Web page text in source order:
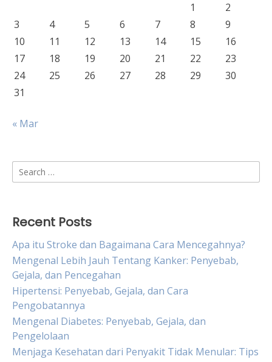
1
2
3
4 5 6 7 8
9
10
11 12 13 14 15
16
17
18 19 20 21 22
23
24
25 26 27 28 29
30
31
« Mar
Search
for:
Recent Posts
Apa itu Stroke dan Bagaimana Cara Mencegahnya?
Mengenal Lebih Jauh Tentang Kanker: Penyebab,
Gejala, dan Pencegahan
Hipertensi: Penyebab, Gejala, dan Cara
Pengobatannya
Mengenal Diabetes: Penyebab, Gejala, dan
Pengelolaan
Menjaga Kesehatan dari Penyakit Tidak Menular: Tips